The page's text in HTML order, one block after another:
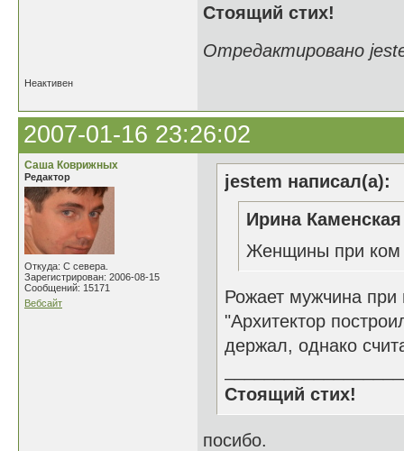
Стоящий стих!
Отредактировано
Неактивен
2007-01-16 23:26:02
Саша Коврижных
Редактор
Откуда: С севера.
Зарегистрирован: 2006-08-15
Сообщений: 15171
Вебсайт
jestem написал(а):
Ирина
Женщины при ком
Рожает мужчина
"Архитектор
держал, однако
Стоящий стих!
посибо.